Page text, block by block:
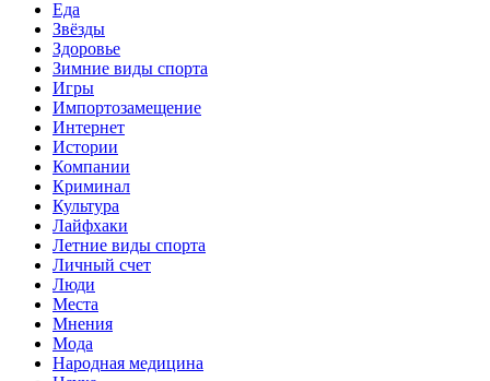
Еда
Звёзды
Здоровье
Зимние виды спорта
Игры
Импортозамещение
Интернет
Истории
Компании
Криминал
Культура
Лайфхаки
Летние виды спорта
Личный счет
Люди
Места
Мнения
Мода
Народная медицина